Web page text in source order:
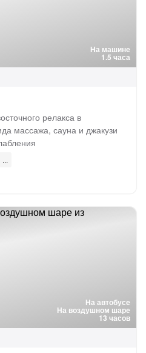
На машине
1.5 часа
релакса в
массажа, сауна и джакузи
На автобусе
На воздушном шаре
13 часов